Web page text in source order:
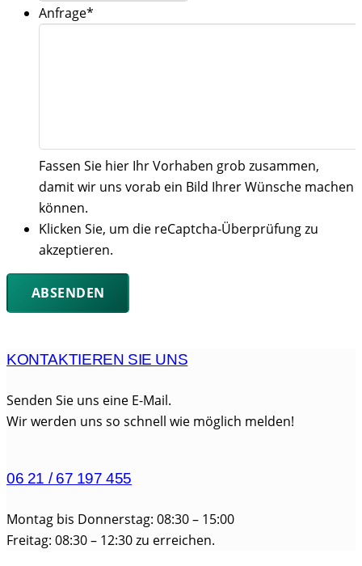
Anfrage*
Fassen Sie hier Ihr Vorhaben grob zusammen,
damit wir uns vorab ein Bild Ihrer Wünsche machen
können.
Klicken Sie, um die reCaptcha-Überprüfung zu
akzeptieren.
KONTAKTIEREN SIE UNS
Senden Sie uns eine E-Mail.
Wir werden uns so schnell wie möglich melden!
06 21 / 67 197 455
Montag bis Donnerstag: 08:30 – 15:00
Freitag: 08:30 – 12:30 zu erreichen.